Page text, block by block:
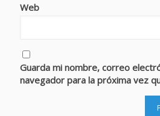
Web
Guarda mi nombre, correo
navegador para la próxima vez